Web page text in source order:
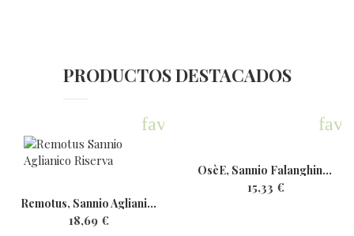
PRODUCTOS DESTACADOS
favorite
Remotus, Sannio Aglianico...
18,69 €
OsèE, Sannio Falanghina,...
15,33 €